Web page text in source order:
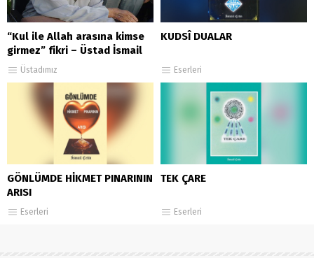
“Kul ile Allah arasına kimse
girmez” fikri – Üstad İsmail
Çetin Rahmetullahi Aleyh
Üstadımız
KUDSÎ DUALAR
Eserleri
GÖNLÜMDE HİKMET PINARININ
ARISI
Eserleri
TEK ÇARE
Eserleri